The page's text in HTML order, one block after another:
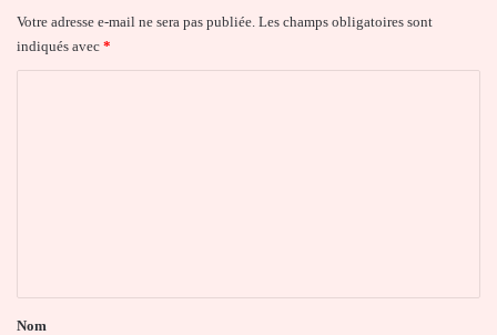
Votre adresse e-mail ne sera pas publiée. Les champs obligatoires sont
indiqués avec *
a
Nom